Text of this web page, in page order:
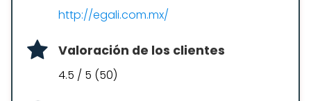
http://egali.com.mx/
Valoración de los clientes
4.5 / 5 (50)